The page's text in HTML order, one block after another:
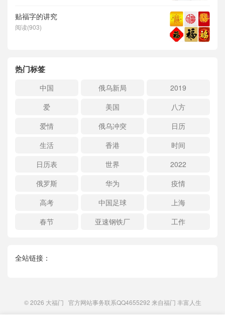
贴福字的讲究
阅读(903)
热门标签
中国 俄乌新局
2019
爱
美国
八方
爱情
俄乌冲突
日历
生活
香港
时间
日历表
世界
2022
俄罗斯
华为
疫情
高考
中国足球
上海
春节
亚速钢铁厂 工作
全站链接：
© 2026 大福门 官方网站事务联系QQ4655292 来自福门 丰富人生